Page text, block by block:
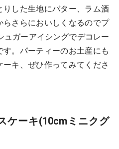
した生地にバター、ラム酒
さらにおいしくなるのでプ
ュガーアイシングでデコレー
。パーティーのお土産にも
キ、ぜひ作ってみてくださ
ケーキ(10cmミニクグ